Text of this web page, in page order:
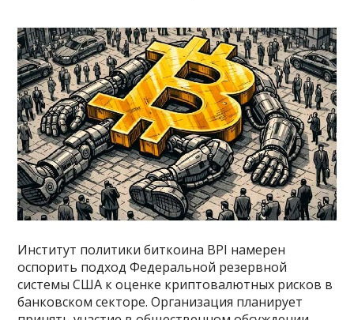
Институт политики биткоина BPI намерен
оспорить подход Федеральной резервной
системы США к оценке криптовалютных рисков в
банковском секторе. Организация планирует